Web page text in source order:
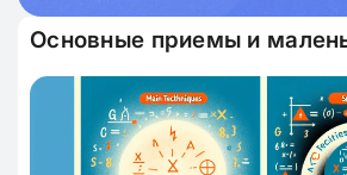
Основные приемы и